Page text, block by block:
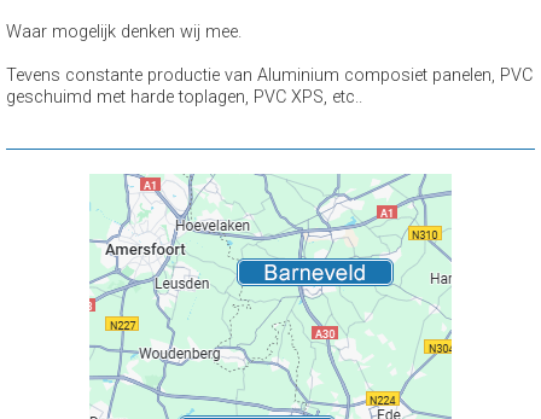
Waar mogelijk denken wij mee.
Tevens constante productie van Aluminium composiet panelen, PVC
geschuimd met harde toplagen, PVC XPS, etc..